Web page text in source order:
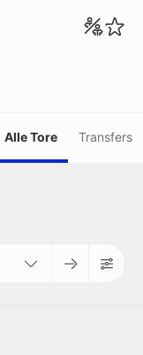
Alle Tore Transfers